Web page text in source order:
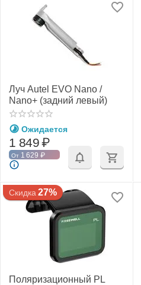
Луч Autel EVO Nano /
Nano+ (задний левый)
Ожидается
1 849₽
От 1 629 ₽
Скидка 27%
Поляризационный PL